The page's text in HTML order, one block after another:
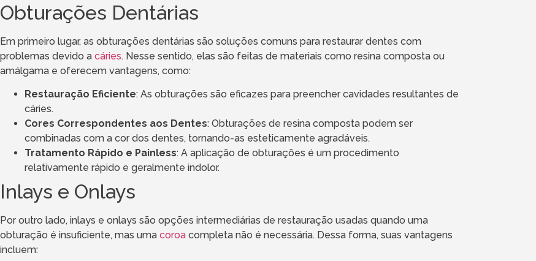
Obturações Dentárias
Em primeiro lugar, as obturações dentárias são soluções comuns para restaurar dentes com
problemas devido a cáries. Nesse sentido, elas são feitas de materiais como resina composta ou
amálgama e oferecem vantagens, como:
Restauração Eficiente: As obturações são eficazes para preencher cavidades resultantes de
cáries.
Cores Correspondentes aos Dentes: Obturações de resina composta podem ser
combinadas com a cor dos dentes, tornando-as esteticamente agradáveis.
Tratamento Rápido e Painless: A aplicação de obturações é um procedimento
relativamente rápido e geralmente indolor.
Inlays e Onlays
Por outro lado, inlays e onlays são opções intermediárias de restauração usadas quando uma
obturação é insuficiente, mas uma coroa completa não é necessária. Dessa forma, suas vantagens
incluem: